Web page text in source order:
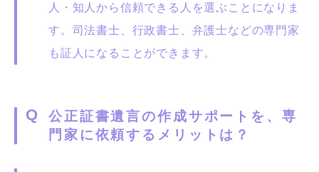
人・知人から信頼できる人を選ぶことになりま
す。司法書士、行政書士、弁護士などの専門家
も証人になることができます。
公正証書遺言の作成サポートを、専
門家に依頼するメリットは？